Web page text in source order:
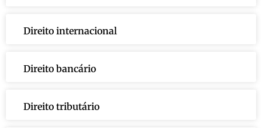
Direito internacional
Direito bancário
Direito tributário